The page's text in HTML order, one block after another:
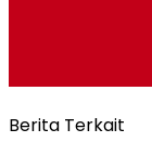
Berita Terkait